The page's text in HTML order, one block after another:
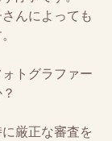
んによっても
トグラファー
厳正な審査を